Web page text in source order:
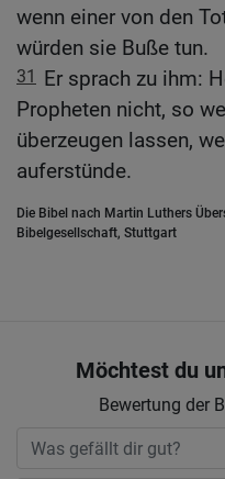
wenn einer von den
würden sie Buße tun.
31 Er sprach zu ihm:
Propheten nicht, so
überzeugen lassen,
auferstünde.
Die Bibel nach Martin Luthers
Bibelgesellschaft, Stuttgart
Möchtest du
Bewertung der